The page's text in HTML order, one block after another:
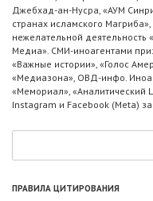
Джебхад-ан-Нусра, «АУМ
странах исламского
нежелательной деятельность
Медиа». СМИ-иноагентами
«Важные истории», «Голос
«Медиазона», ОВД-инфо.
«Мемориал», «Аналитический
Instagram и Facebook (Metа)
ПРАВИЛА ЦИТИРОВАНИЯ